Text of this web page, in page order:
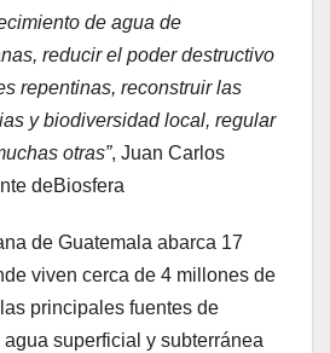
de agua de
reducir el poder destructivo
repentinas, reconstruir las
y biodiversidad local, regular
otras”, Juan Carlos
deBiosfera
de Guatemala abarca 17
viven cerca de 4 millones de
principales fuentes de
superficial y subterránea